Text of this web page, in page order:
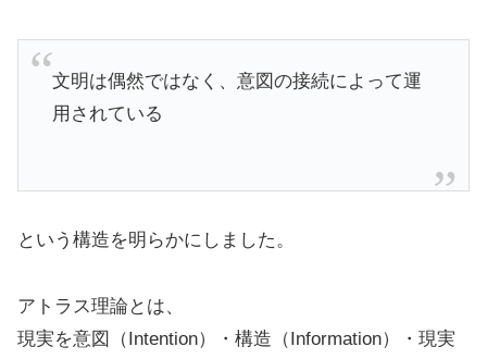
文明は偶然ではなく、意図の接続によって運
用されている
という構造を明らかにしました。
アトラス理論とは、
現実を意図（Intention）・構造（Information）・現実